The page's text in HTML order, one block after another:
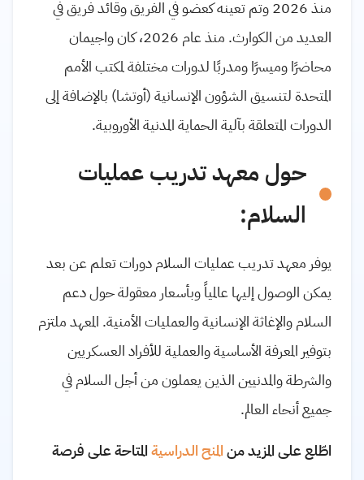
منذ 2026 وتم تعينه كعضو في الفريق وقائد فريق في
العديد من الكوارث. منذ عام 2026، كان واجيمان
محاضرًا وميسرًا ومدربًا لدورات مختلفة لمكتب الأمم
المتحدة لتنسيق الشؤون الإنسانية (أوتشا) بالإضافة إلى
الدورات المتعلقة بآلية الحماية المدنية الأوروبية.
حول معهد تدريب عمليات
السلام:
يوفر معهد تدريب عمليات السلام دورات تعلم عن بعد
يمكن الوصول إليها عالمياً وبأسعار معقولة حول دعم
السلام والإغاثة الإنسانية والعمليات الأمنية. المعهد ملتزم
بتوفير المعرفة الأساسية والعملية للأفراد العسكريين
والشرطة والمدنيين الذين يعملون من أجل السلام في
جميع أنحاء العالم.
اطّلع على المزيد منالمنح الدراسيةالمتاحة على فرصة